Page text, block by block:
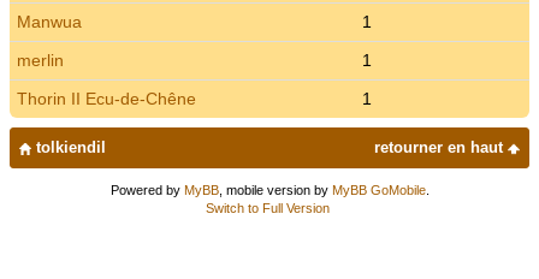
Manwua
1
merlin
1
Thorin II Ecu-de-Chêne
1
retourner en haut
tolkiendil
Powered by MyBB, mobile version by MyBB GoMobile.
Switch to Full Version